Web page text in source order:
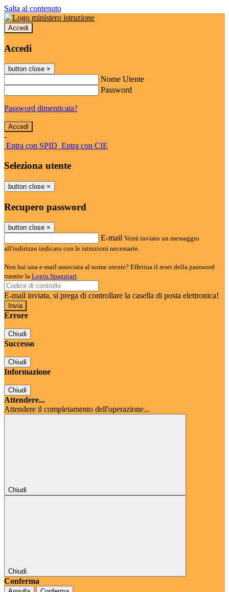
Salta al contenuto
Accedi
Accedi
button close ×
Nome Utente
Password
Password dimenticata?
-
Entra con SPID Entra con CIE
Seleziona utente
button close ×
Recupero password
button close ×
E-mail Verrà inviato un messaggio
all'indirizzo indicato con le istruzioni necessarie.
Non hai una e-mail associata al nome utente? Effettua il reset della password
tramite la Login Spaggiari
E-mail inviata, si prega di controllare la casella di posta elettronica!
Errore
Chiudi
Successo
Chiudi
Informazione
Chiudi
Attendere...
Attendere il completamento dell'operazione...
Chiudi
Chiudi
Conferma